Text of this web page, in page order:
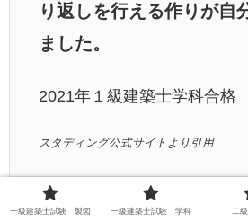
り返しを行える作りが自
ました。
2021年１級建築士学科合格
スタディング公式サイトより引用
一級建築士試験 製図 一級建築士試験 学科 二